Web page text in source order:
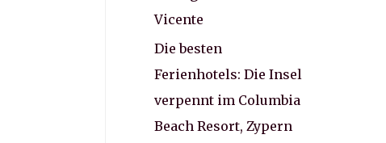
Vicente
Die besten
Ferienhotels: Die Insel
verpennt im Columbia
Beach Resort, Zypern